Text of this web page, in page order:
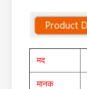
मद
मानक